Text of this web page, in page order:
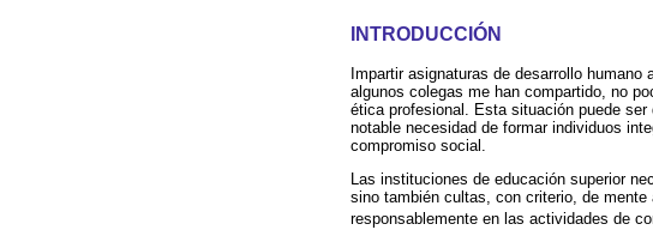
INTRODUCCIÓN
Impartir asignaturas de desarrollo
algunos colegas me han compartido, no
ética profesional. Esta situación puede
notable necesidad de formar individuos
compromiso social.
Las instituciones de educación superior
sino también cultas, con criterio, de
responsablemente en las actividades de